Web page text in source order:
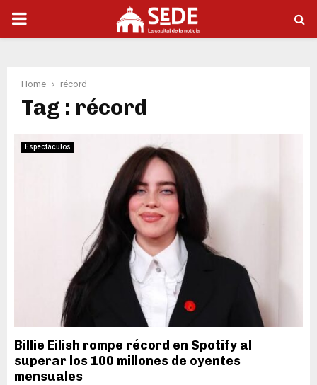
PRIMARY
Home récord
Tag : récord
Espectáculos
Billie Eilish rompe récord en Spotify al
superar los 100 millones de oyentes
mensuales